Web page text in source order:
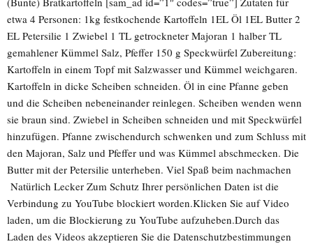
etwa 4 Personen: 1kg festkochende Kartoffeln 1EL Öl 1EL Butter 2
EL Petersilie 1 Zwiebel 1 TL getrockneter Majoran 1 halber TL
gemahlener Kümmel Salz, Pfeffer 150 g Speckwürfel Zubereitung:
Kartoffeln in einem Topf mit Salzwasser und Kümmel weichgaren.
Kartoffeln in dicke Scheiben schneiden. Öl in eine Pfanne geben
und die Scheiben nebeneinander reinlegen. Scheiben wenden wenn
sie braun sind. Zwiebel in Scheiben schneiden und mit Speckwürfel
hinzufügen. Pfanne zwischendurch schwenken und zum Schluss mit
den Majoran, Salz und Pfeffer und was Kümmel abschmecken. Die
Butter mit der Petersilie unterheben. Viel Spaß beim nachmachen
Natürlich Lecker Zum Schutz Ihrer persönlichen Daten ist die
Verbindung zu YouTube blockiert worden.Klicken Sie auf Video
laden, um die Blockierung zu YouTube aufzuheben.Durch das
Laden des Videos akzeptieren Sie die Datenschutzbestimmungen